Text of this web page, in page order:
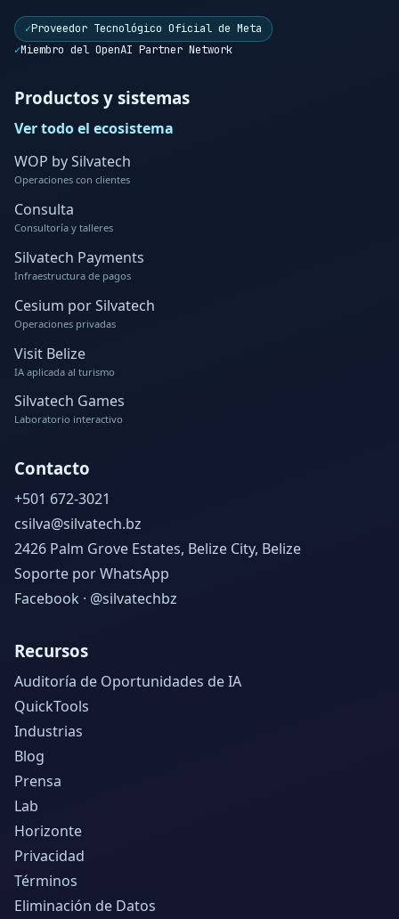
✓Proveedor Tecnológico Oficial de Meta
✓Miembro del OpenAI Partner Network
Productos y sistemas
Ver todo el ecosistema
WOP by Silvatech
Operaciones con clientes
Consulta
Consultoría y talleres
Silvatech Payments
Infraestructura de pagos
Cesium por Silvatech
Operaciones privadas
Visit Belize
IA aplicada al turismo
Silvatech Games
Laboratorio interactivo
Contacto
+501 672-3021
csilva@silvatech.bz
2426 Palm Grove Estates, Belize City, Belize
Soporte por WhatsApp
Facebook · @silvatechbz
Recursos
Auditoría de Oportunidades de IA
QuickTools
Industrias
Blog
Prensa
Lab
Horizonte
Privacidad
Términos
Eliminación de Datos